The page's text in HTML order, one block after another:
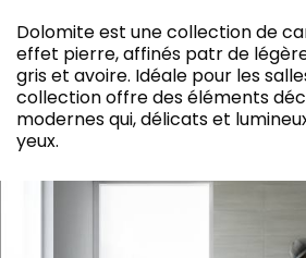
Dolomite est une collection de
effet pierre, affinés patr de
gris et avoire. Idéale pour les
collection offre des éléments
modernes qui, délicats et
yeux.